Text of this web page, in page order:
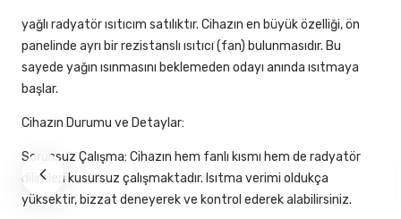
yağlı radyatör ısıtıcım satılıktır. Cihazın en büyük özelliği, ön
panelinde ayrı bir rezistanslı ısıtıcı (fan) bulunmasıdır. Bu
sayede yağın ısınmasını beklemeden odayı anında ısıtmaya
başlar.
Cihazın Durumu ve Detaylar:
Sorunsuz Çalışma: Cihazın hem fanlı kısmı hem de radyatör
dilimleri kusursuz çalışmaktadır. Isıtma verimi oldukça
yüksektir, bizzat deneyerek ve kontrol ederek alabilirsiniz.